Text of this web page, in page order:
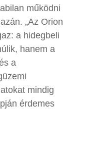
működni
„Az Orion
a hidegbeli
hanem a
a
mindig
érdemes